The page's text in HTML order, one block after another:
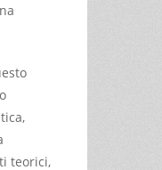
teorici,